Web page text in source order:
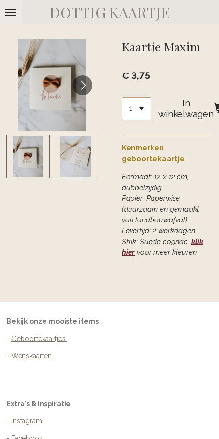
Ga
hoofdinhoud
DOTTIG KAARTJE
Kaartje Maxim
€ 3,75
In
winkelwagen
Kenmerken
geboortekaartje
Formaat: 12 x 12 cm,
dubbelzijdig
Papier: Paperwise
(duurzaam en gemaakt
van landbouwafval)
Levertijd: 2 werkdagen
Strik: Suede cognac, klik
hier voor meer kleuren
Bekijk onze mooiste items
- Geboortekaartjes
- Wenskaarten
Extra's & inspiratie
- Instagram